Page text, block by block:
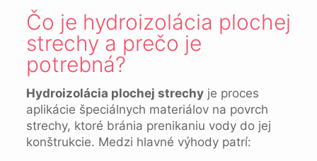
Čo je hydroizolácia plochej
strechy a prečo je
potrebná?
Hydroizolácia plochej strechyje proces
aplikácie špeciálnych materiálov na povrch
strechy, ktoré bránia prenikaniu vody do jej
konštrukcie. Medzi hlavné výhody patrí: